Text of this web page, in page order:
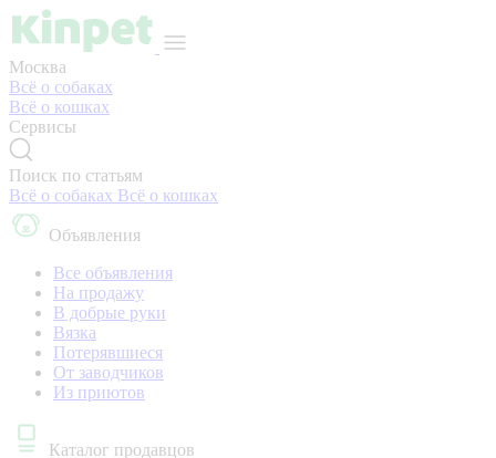
Москва
Всё о собаках
Всё о кошках
Сервисы
Поиск по статьям
Всё о собаках Всё о кошках
Объявления
Все объявления
На продажу
В добрые руки
Вязка
Потерявшиеся
От заводчиков
Из приютов
Каталог продавцов